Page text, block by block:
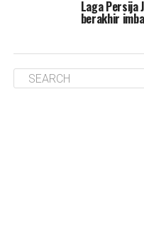
Laga Persija
berakhir